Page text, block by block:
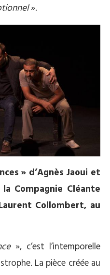
».
» d’Agnès Jaoui et
Compagnie Cléante
Collombert, au
», c’est l’intemporelle
La pièce créée au